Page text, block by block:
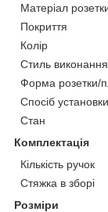
Матеріал
Покриття
Колір
Стиль виконання
Форма розетки/
Спосіб установки
Стан
Комплектація
Кількість ручок
Стяжка в зборі
Розміри